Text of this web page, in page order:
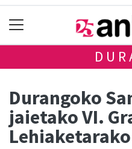
Durangoko
jaietako VI.